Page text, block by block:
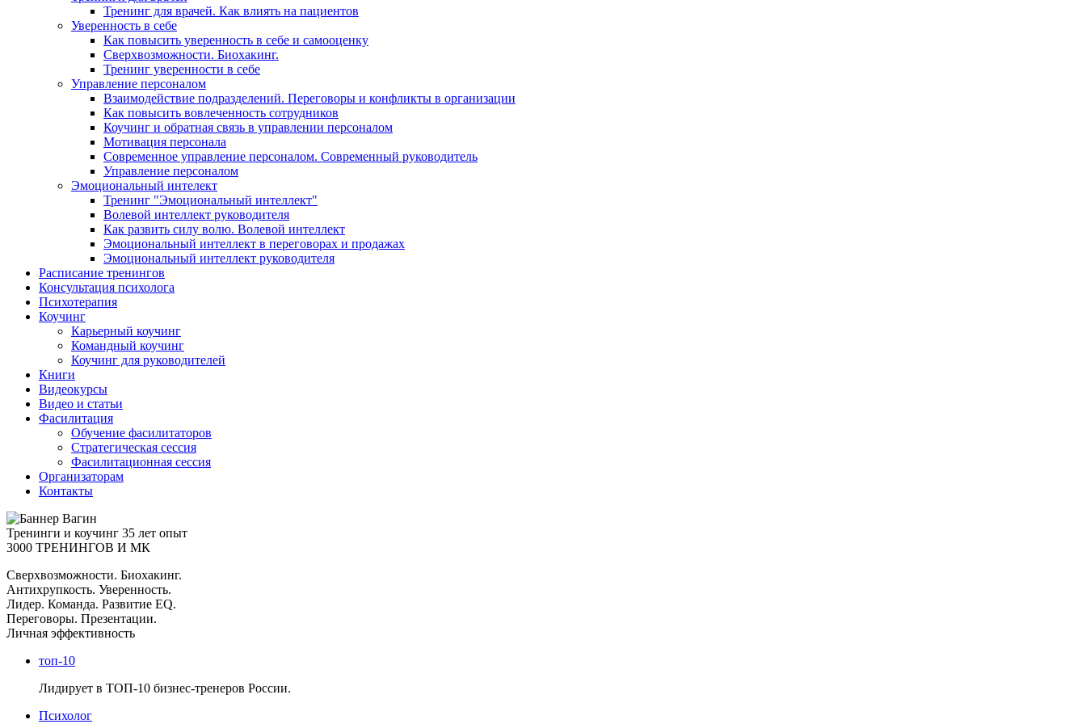
Тренинг для врачей. Как влиять на пациентов
Уверенность в себе
Как повысить уверенность в себе и самооценку
Сверхвозможности. Биохакинг.
Тренинг уверенности в себе
Управление персоналом
Взаимодействие подразделений. Переговоры и конфликты в организации
Как повысить вовлеченность сотрудников
Коучинг и обратная связь в управлении персоналом
Мотивация персонала
Современное управление персоналом. Современный руководитель
Управление персоналом
Эмоциональный интелект
Тренинг "Эмоциональный интеллект"
Волевой интеллект руководителя
Как развить силу волю. Волевой интеллект
Эмоциональный интеллект в переговорах и продажах
Эмоциональный интеллект руководителя
Расписание тренингов
Консультация психолога
Психотерапия
Коучинг
Карьерный коучинг
Командный коучинг
Коучинг для руководителей
Книги
Видеокурсы
Видео и статьи
Фасилитация
Обучение фасилитаторов
Стратегическая сессия
Фасилитационная сессия
Организаторам
Контакты
Тренинги и коучинг 35 лет опыт
3000 ТРЕНИНГОВ И МК
Сверхвозможности. Биохакинг.
Антихрупкость. Уверенность.
Лидер. Команда. Развитие EQ.
Переговоры. Презентации.
Личная эффективность
топ-10
Лидирует в ТОП-10 бизнес-тренеров России.
Психолог